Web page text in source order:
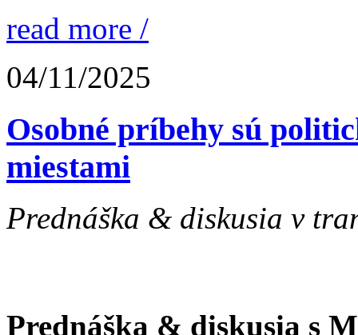
read more /
04/11/2025
Osobné príbehy sú
miestami
Prednáška & diskusia v
Prednáška & diskusia s